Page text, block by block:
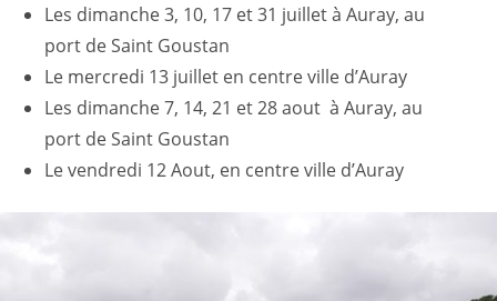
Les dimanche 3, 10, 17 et 31 juillet à Auray, au
port de Saint Goustan
Le mercredi 13 juillet en centre ville d’Auray
Les dimanche 7, 14, 21 et 28 aout à Auray, au
port de Saint Goustan
Le vendredi 12 Aout, en centre ville d’Auray